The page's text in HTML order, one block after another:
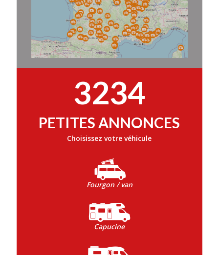
3234
PETITES ANNONCES
Choisissez votre véhicule
Fourgon / van
Capucine